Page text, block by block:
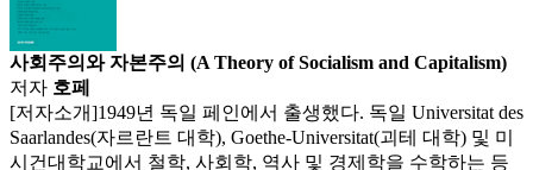
사회주의와 자본주의 (A Theory of Socialism and Capitalism)
저자 호페
[저자소개]1949년 독일 페인에서 출생했다. 독일 Universitat des
Saarlandes(자르란트 대학), Goethe-Universitat(괴테 대학) 및 미
시건대학교에서 철학, 사회학, 역사 및 경제학을 수학하는 등